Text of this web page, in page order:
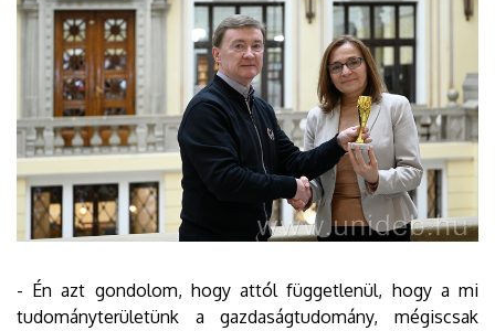
- Én azt gondolom, hogy attól függetlenül, hogy a mi
tudományterületünk a gazdaságtudomány, mégiscsak